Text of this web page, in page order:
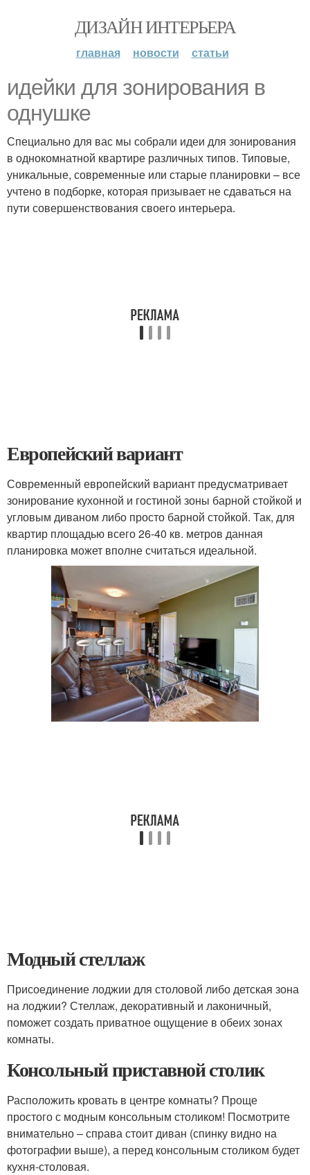
ДИЗАЙН ИНТЕРЬЕРА
главная новости статьи
идейки для зонирования в
однушке
Специально для вас мы собрали идеи для зонирования
в однокомнатной квартире различных типов. Типовые,
уникальные, современные или старые планировки – все
учтено в подборке, которая призывает не сдаваться на
пути совершенствования своего интерьера.
Европейский вариант
Современный европейский вариант предусматривает
зонирование кухонной и гостиной зоны барной стойкой и
угловым диваном либо просто барной стойкой. Так, для
квартир площадью всего 26-40 кв. метров данная
планировка может вполне считаться идеальной.
Модный стеллаж
Присоединение лоджии для столовой либо детская зона
на лоджии? Стеллаж, декоративный и лаконичный,
поможет создать приватное ощущение в обеих зонах
комнаты.
Консольный приставной столик
Расположить кровать в центре комнаты? Проще
простого с модным консольным столиком! Посмотрите
внимательно – справа стоит диван (спинку видно на
фотографии выше), а перед консольным столиком будет
кухня-столовая.